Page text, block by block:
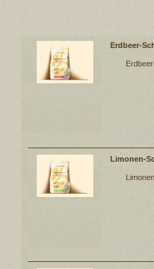
Erdbeer-
Limonen-